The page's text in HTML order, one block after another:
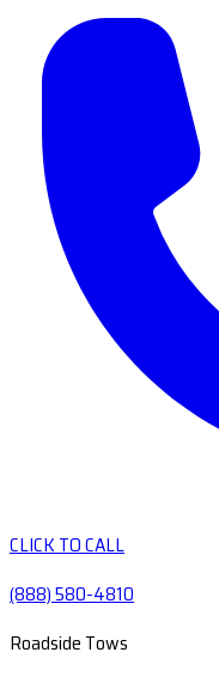
CLICK TO CALL
(888) 580-4810
Roadside Tows